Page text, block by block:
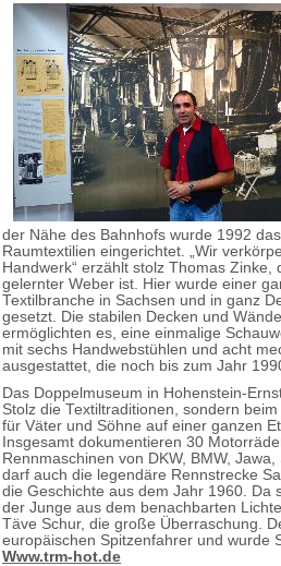
der Nähe des Bahnhofs wurde 1992
Raumtextilien eingerichtet. „Wir
Handwerk“ erzählt stolz Thomas Zinke,
gelernter Weber ist. Hier wurde einer
Textilbranche in Sachsen und in ganz
gesetzt. Die stabilen Decken und
ermöglichten es, eine einmalige
mit sechs Handwebstühlen und acht
ausgestattet, die noch bis zum Jahr
Das Doppelmuseum in Hohenstein-
Stolz die Textiltraditionen, sondern
für Väter und Söhne auf einer ganzen
Insgesamt dokumentieren 30
Rennmaschinen von DKW, BMW,
darf auch die legendäre Rennstrecke
die Geschichte aus dem Jahr 1960. Da
der Junge aus dem benachbarten
Täve Schur, die große Überraschung.
europäischen Spitzenfahrer und wurde
Www.trm-hot.de